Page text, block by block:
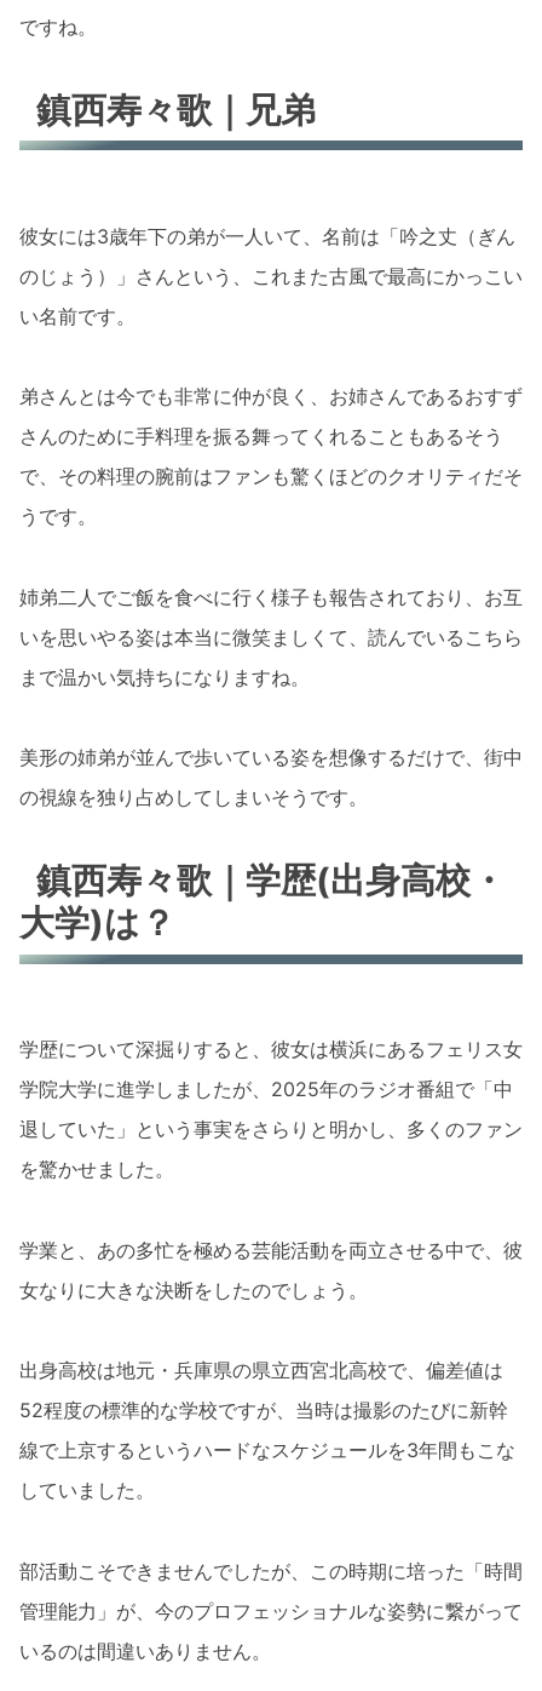
ですね。
鎮西寿々歌｜兄弟
彼女には3歳年下の弟が一人いて、名前は「吟之丈（ぎん
のじょう）」さんという、これまた古風で最高にかっこい
い名前です。
弟さんとは今でも非常に仲が良く、お姉さんであるおすず
さんのために手料理を振る舞ってくれることもあるそう
で、その料理の腕前はファンも驚くほどのクオリティだそ
うです。
姉弟二人でご飯を食べに行く様子も報告されており、お互
いを思いやる姿は本当に微笑ましくて、読んでいるこちら
まで温かい気持ちになりますね。
美形の姉弟が並んで歩いている姿を想像するだけで、街中
の視線を独り占めしてしまいそうです。
鎮西寿々歌｜学歴(出身高校・
大学)は？
学歴について深掘りすると、彼女は横浜にあるフェリス女
学院大学に進学しましたが、2025年のラジオ番組で「中
退していた」という事実をさらりと明かし、多くのファン
を驚かせました。
学業と、あの多忙を極める芸能活動を両立させる中で、彼
女なりに大きな決断をしたのでしょう。
出身高校は地元・兵庫県の県立西宮北高校で、偏差値は
52程度の標準的な学校ですが、当時は撮影のたびに新幹
線で上京するというハードなスケジュールを3年間もこな
していました。
部活動こそできませんでしたが、この時期に培った「時間
管理能力」が、今のプロフェッショナルな姿勢に繋がって
いるのは間違いありません。